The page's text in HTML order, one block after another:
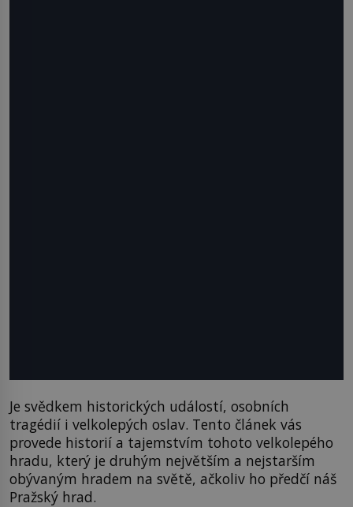
Je svědkem historických událostí, osobních
tragédií i velkolepých oslav. Tento článek vás
provede historií a tajemstvím tohoto velkolepého
hradu, který je druhým největším a nejstarším
obývaným hradem na světě, ačkoliv ho předčí náš
Pražský hrad.